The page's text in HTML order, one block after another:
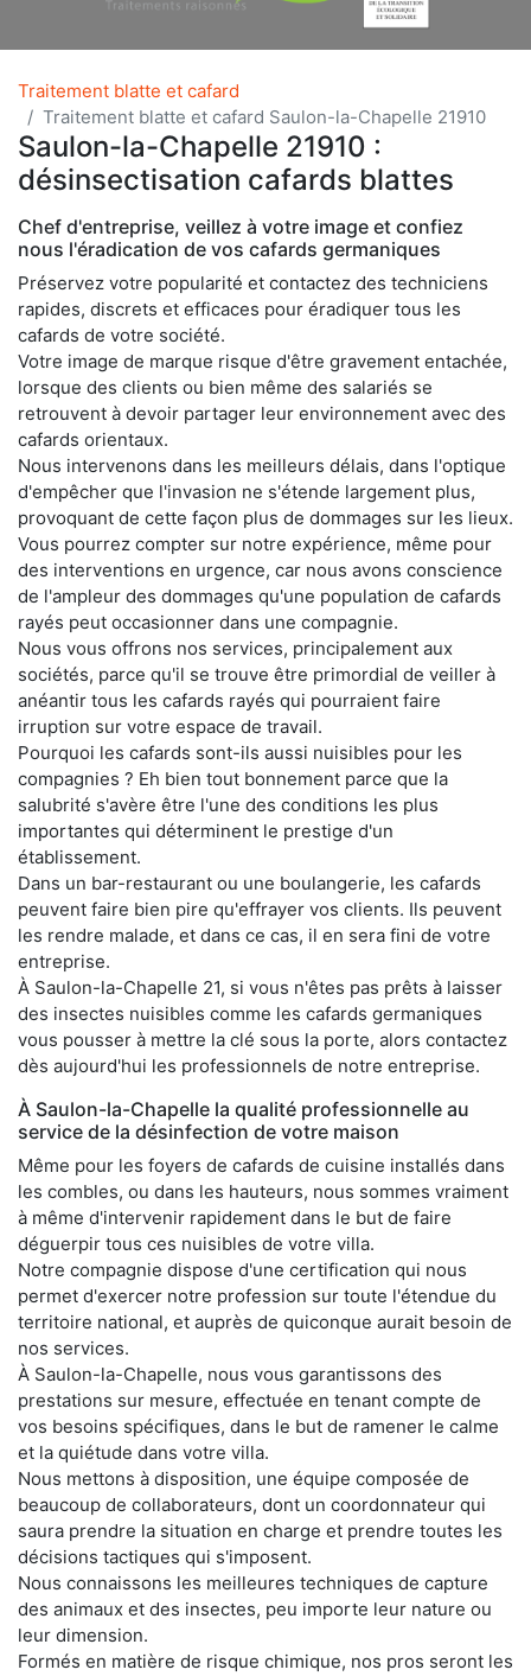
Traitement blatte et cafard
Traitement blatte et cafard Saulon-la-Chapelle 21910
Saulon-la-Chapelle 21910 :
désinsectisation cafards blattes
Chef d'entreprise, veillez à votre image et confiez
nous l'éradication de vos cafards germaniques
Préservez votre popularité et contactez des techniciens
rapides, discrets et efficaces pour éradiquer tous les
cafards de votre société.
Votre image de marque risque d'être gravement entachée,
lorsque des clients ou bien même des salariés se
retrouvent à devoir partager leur environnement avec des
cafards orientaux.
Nous intervenons dans les meilleurs délais, dans l'optique
d'empêcher que l'invasion ne s'étende largement plus,
provoquant de cette façon plus de dommages sur les lieux.
Vous pourrez compter sur notre expérience, même pour
des interventions en urgence, car nous avons conscience
de l'ampleur des dommages qu'une population de cafards
rayés peut occasionner dans une compagnie.
Nous vous offrons nos services, principalement aux
sociétés, parce qu'il se trouve être primordial de veiller à
anéantir tous les cafards rayés qui pourraient faire
irruption sur votre espace de travail.
Pourquoi les cafards sont-ils aussi nuisibles pour les
compagnies ? Eh bien tout bonnement parce que la
salubrité s'avère être l'une des conditions les plus
importantes qui déterminent le prestige d'un
établissement.
Dans un bar-restaurant ou une boulangerie, les cafards
peuvent faire bien pire qu'effrayer vos clients. Ils peuvent
les rendre malade, et dans ce cas, il en sera fini de votre
entreprise.
À Saulon-la-Chapelle 21, si vous n'êtes pas prêts à laisser
des insectes nuisibles comme les cafards germaniques
vous pousser à mettre la clé sous la porte, alors contactez
dès aujourd'hui les professionnels de notre entreprise.
À Saulon-la-Chapelle la qualité professionnelle au
service de la désinfection de votre maison
Même pour les foyers de cafards de cuisine installés dans
les combles, ou dans les hauteurs, nous sommes vraiment
à même d'intervenir rapidement dans le but de faire
déguerpir tous ces nuisibles de votre villa.
Notre compagnie dispose d'une certification qui nous
permet d'exercer notre profession sur toute l'étendue du
territoire national, et auprès de quiconque aurait besoin de
nos services.
À Saulon-la-Chapelle, nous vous garantissons des
prestations sur mesure, effectuée en tenant compte de
vos besoins spécifiques, dans le but de ramener le calme
et la quiétude dans votre villa.
Nous mettons à disposition, une équipe composée de
beaucoup de collaborateurs, dont un coordonnateur qui
saura prendre la situation en charge et prendre toutes les
décisions tactiques qui s'imposent.
Nous connaissons les meilleures techniques de capture
des animaux et des insectes, peu importe leur nature ou
leur dimension.
Formés en matière de risque chimique, nos pros seront les